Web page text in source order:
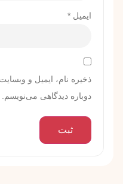
ایمیل *
ذخیره نام، ایمیل و
دوباره دیدگاهی می‌نویسم.